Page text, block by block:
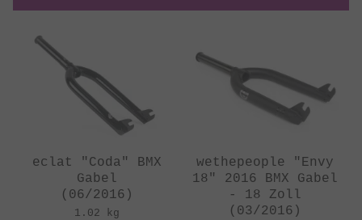
eclat "Coda" BMX
Gabel
(06/2016)
1.02 kg
wethepeople "Envy
18" 2016 BMX Gabel
- 18 Zoll
(03/2016)